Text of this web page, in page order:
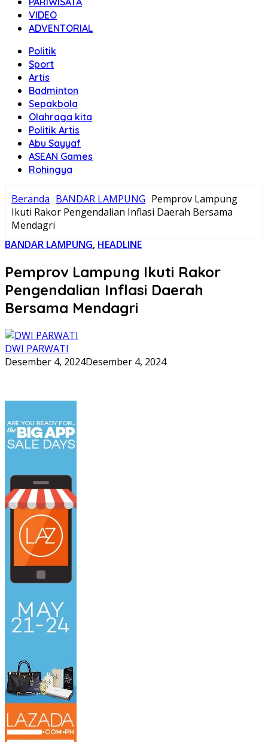
VIDEO
ADVENTORIAL
Politik
Sport
Artis
Badminton
Sepakbola
Olahraga kita
Politik Artis
Abu Sayyaf
ASEAN Games
Rohingya
Beranda BANDAR LAMPUNG Pemprov Lampung
Ikuti Rakor Pengendalian Inflasi Daerah Bersama
Mendagri
BANDAR LAMPUNG, HEADLINE
Pemprov Lampung Ikuti Rakor
Pengendalian Inflasi Daerah
Bersama Mendagri
DWI PARWATI
Desember 4, 2024Desember 4, 2024